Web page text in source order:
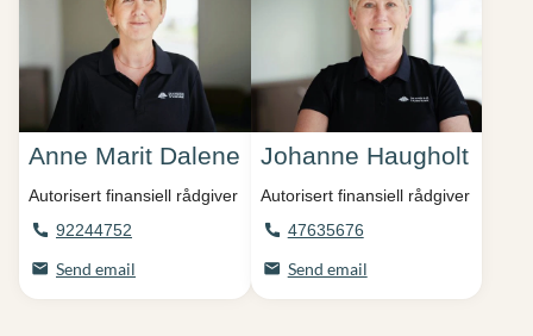
Anne Marit Dalene
Autorisert finansiell rådgiver
92244752
Send email
Johanne Haugholt
Autorisert finansiell rådgiver
47635676
Send email